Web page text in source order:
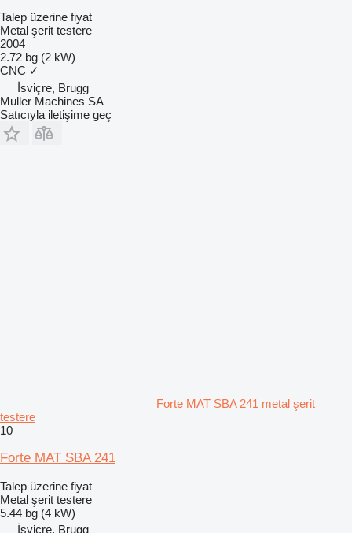
Talep üzerine fiyat
Metal şerit testere
2004
2.72 bg (2 kW)
CNC ✓
İsviçre, Brugg
Muller Machines SA
Satıcıyla iletişime geç
Forte MAT SBA 241 metal şerit
testere
10
Forte MAT SBA 241
Talep üzerine fiyat
Metal şerit testere
5.44 bg (4 kW)
İsviçre, Brugg